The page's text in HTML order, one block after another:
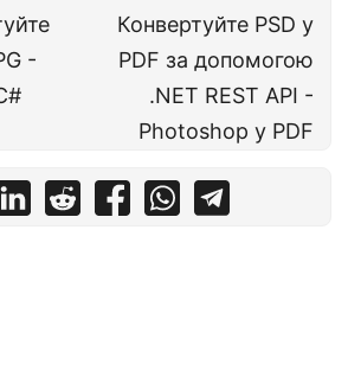
-
Конвертуйте PSD у
PDF за допомогою
.NET REST API -
Photoshop у PDF